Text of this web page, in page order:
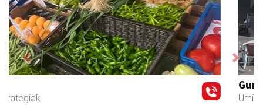
Urnieta - Jatetxeak
Previous Next